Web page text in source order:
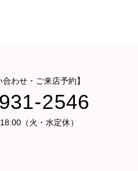
合わせ・ご来店予約】
2546
（火・水定休）